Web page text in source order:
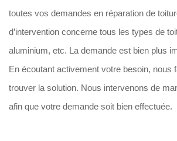
toutes vos demandes en réparation de
d’intervention concerne tous les types de
aluminium, etc. La demande est bien plus
En écoutant activement votre besoin, nous
trouver la solution. Nous intervenons de
afin que votre demande soit bien effectuée.